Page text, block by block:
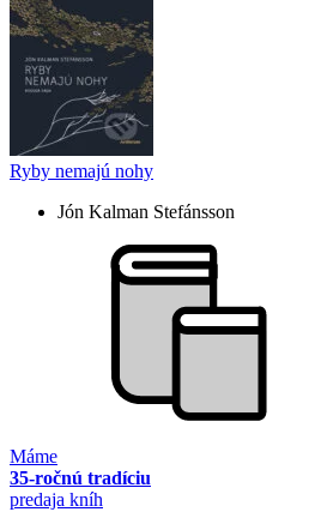
Ryby nemajú nohy
Jón Kalman Stefánsson
Máme
35-ročnú tradíciu
predaja kníh